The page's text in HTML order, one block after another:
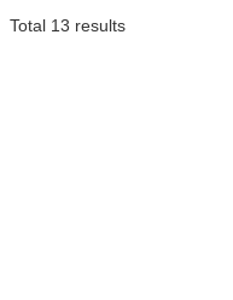
Total 13 results